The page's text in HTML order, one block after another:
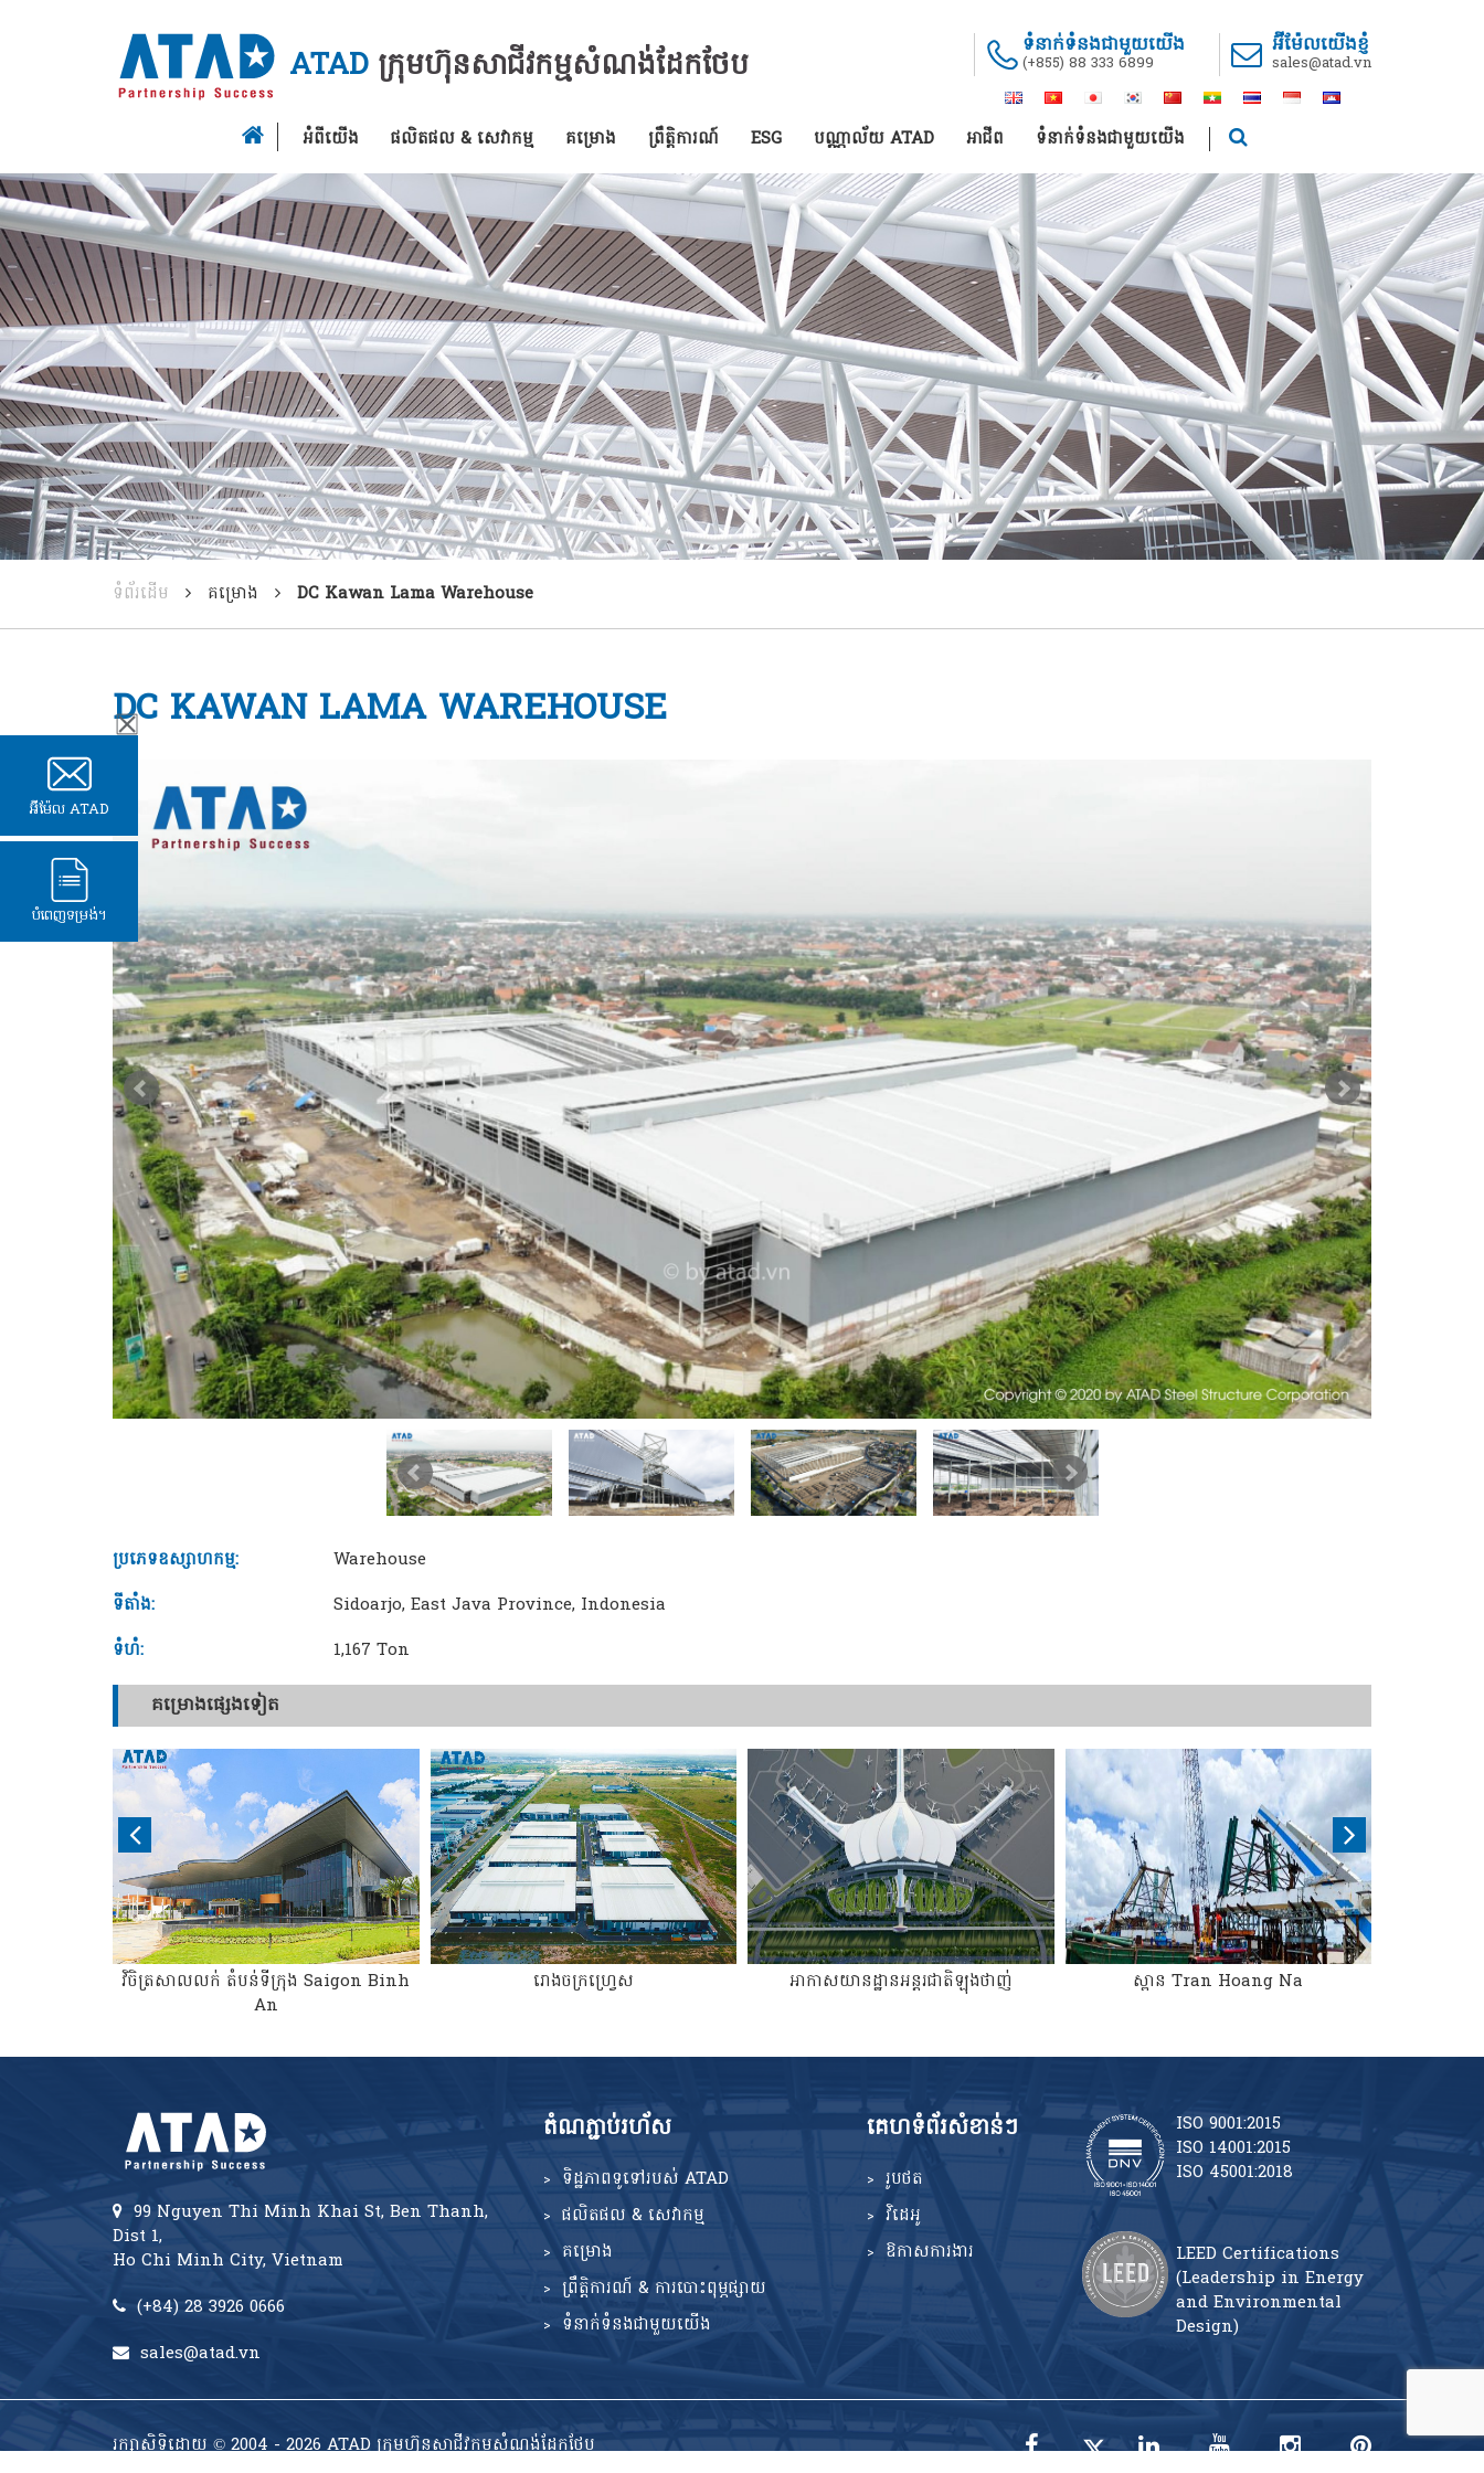
ATAD ក្រុមហ៊ុនសាជីវកម្មសំណង់ដែកថែប
ទំនាក់ទំនងជាមួយយើង
(+855) 88 333 6899
អ៊ីម៉ែលយើងខ្ញំ
sales@atad.vn
អំពីយើង ផលិតផល & សេវាកម្ម គម្រោង ព្រឹត្តិការណ៍ ESG បណ្ណាល័យ ATAD អាជីព ទំនាក់ទំនងជាមួយយើង
ទំព័រដើម គម្រោង DC Kawan Lama Warehouse
DC KAWAN LAMA WAREHOUSE
ប្រភេទឧស្សាហកម្ម:
Warehouse
ទីតាំង:
Sidoarjo, East Java Province, Indonesia
ទំហំ:
1,167 Ton
គម្រោងផ្សេងទៀត
វិចិត្រសាលលក់ តំបន់ទីក្រុង Saigon Binh
An
រោងចក្រហ្វ្រេស អាកាសយានដ្ឋានអន្តរជាតិឡុងថាញ់ ស្ពាន Tran Hoang Na
99 Nguyen Thi Minh Khai St, Ben Thanh,
Dist 1,
Ho Chi Minh City, Vietnam
(+84) 28 3926 0666
sales@atad.vn
តំណ​ភ្ជាប់​រហ័ស
ទិដ្ឋភាពទូទៅរបស់ ATAD
ផលិតផល & សេវាកម្ម
គម្រោង
ព្រឹត្តិការណ៍ & ការបោះពុម្ភផ្សាយ
ទំនាក់ទំនងជាមួយយើង
គេហទំព័រសំខាន់ៗ
រូបថត
វិដេអូ
ឱកាសការងារ
ISO 9001:2015
ISO 14001:2015
ISO 45001:2018
LEED Certifications
(Leadership in Energy
and Environmental
Design)
រក្សាសិទ្ធិដោយ © 2004 - 2026 ATAD ក្រុមហ៊ុនសាជីវកម្មសំណង់ដែកថែប
អ៊ីម៉ែល ATAD
បំពេញទម្រង់។